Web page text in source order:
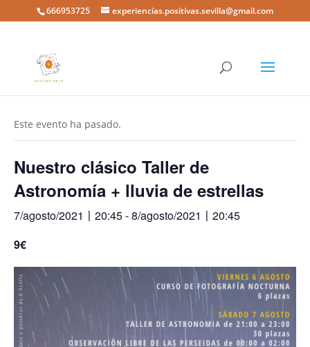
666953725 experiencias.positivas.sevilla@gmail.com
Este evento ha pasado.
Nuestro clásico Taller de
Astronomía + lluvia de estrellas
7/agosto/2021〡20:45-8/agosto/2021〡20:45
9€